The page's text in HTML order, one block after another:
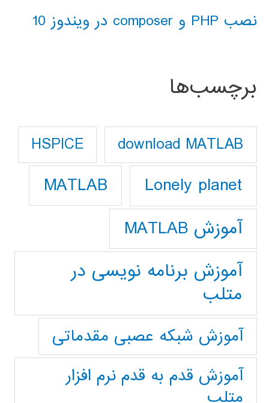
نصب PHP و composer در ویندوز 10
برچسب‌ها
download MATLAB
HSPICE
Lonely planet
MATLAB
آموزش MATLAB
آموزش برنامه نویسی در
متلب
آموزش شبکه عصبی مقدماتی
آموزش قدم به قدم نرم افزار
متلب